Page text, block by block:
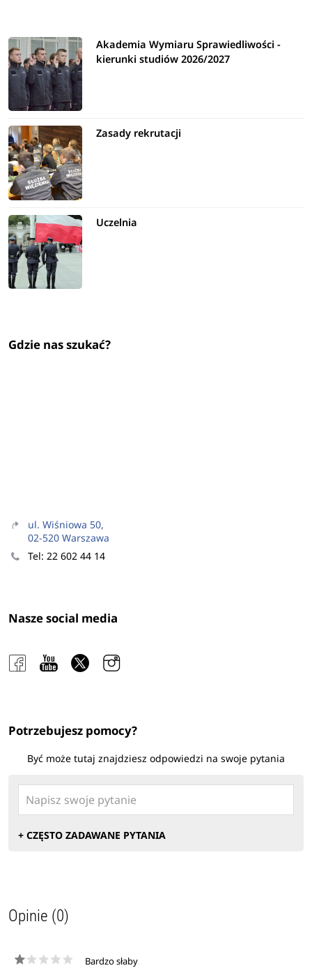
Akademia Wymiaru Sprawiedliwości -
kierunki studiów 2026/2027
Zasady rekrutacji
Uczelnia
Gdzie nas szukać?
ul. Wiśniowa 50,
02-520 Warszawa
Tel: 22 602 44 14
Nasze social media
Potrzebujesz pomocy?
Być może tutaj znajdziesz odpowiedzi na swoje pytania
+ CZĘSTO ZADAWANE PYTANIA
Opinie (0)
Bardzo słaby